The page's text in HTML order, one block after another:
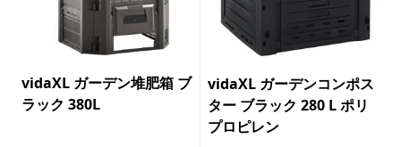
vidaXL ガーデン堆肥箱 ブ
ラック 380L
vidaXL ガーデンコンポス
ター ブラック 280 L ポリ
プロピレン